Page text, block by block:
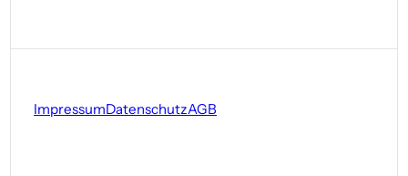
ImpressumDatenschutzAGB